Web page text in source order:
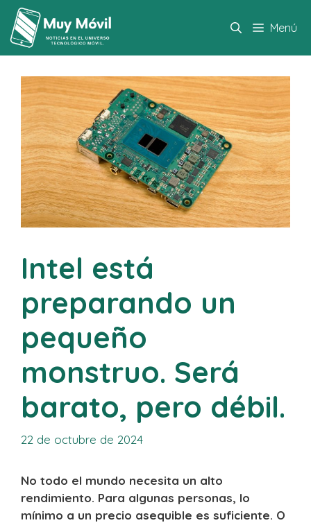
Saltar
contenido
Menú
Intel está
preparando un
pequeño
monstruo. Será
barato, pero débil.
22 de octubre de 2024
No todo el mundo necesita un alto
rendimiento. Para algunas personas, lo
mínimo a un precio asequible es suficiente. O